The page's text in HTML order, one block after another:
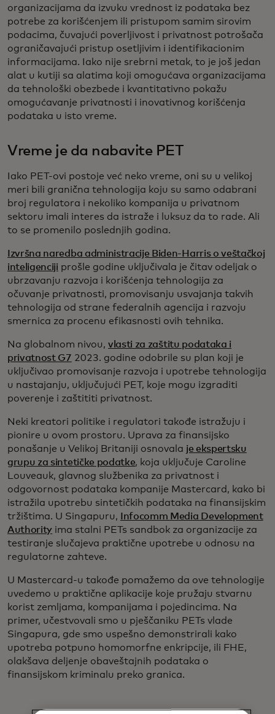
organizacijama da izvuku vrednost iz podataka bez
potrebe za korišćenjem ili pristupom samim sirovim
podacima, čuvajući poverljivost i privatnost potrošača
ograničavajući pristup osetljivim i identifikacionim
informacijama. Iako nije srebrni metak, to je još jedan
alat u kutiji sa alatima koji omogućava organizacijama
da tehnološki obezbede i kvantitativno pokažu
omogućavanje privatnosti i inovativnog korišćenja
podataka u isto vreme.
Vreme je da nabavite PET
Iako PET-ovi postoje već neko vreme, oni su u velikoj
meri bili granična tehnologija koju su samo odabrani
broj regulatora i nekoliko kompanija u privatnom
sektoru imali interes da istraže i luksuz da to rade. Ali
to se promenilo poslednjih godina.
Izvršna naredba administracije Biden-Harris o veštačkoj
inteligenciji prošle godine uključivala je čitav odeljak o
ubrzavanju razvoja i korišćenja tehnologija za
očuvanje privatnosti, promovisanju usvajanja takvih
tehnologija od strane federalnih agencija i razvoju
smernica za procenu efikasnosti ovih tehnika.
Na globalnom nivou, vlasti za zaštitu podataka i
privatnost G7 2023. godine odobrile su plan koji je
uključivao promovisanje razvoja i upotrebe tehnologija
u nastajanju, uključujući PET, koje mogu izgraditi
poverenje i zaštititi privatnost.
Neki kreatori politike i regulatori takođe istražuju i
pionire u ovom prostoru. Uprava za finansijsko
ponašanje u Velikoj Britaniji osnovala je ekspertsku
grupu za sintetičke podatke, koja uključuje Caroline
Louveauk, glavnog službenika za privatnost i
odgovornost podataka kompanije Mastercard, kako bi
istražila upotrebu sintetičkih podataka na finansijskim
tržištima. U Singapuru,
Infocomm Media Development
Authority ima stalni PETs sandbok za organizacije za
testiranje slučajeva praktične upotrebe u odnosu na
regulatorne zahteve.
U Mastercard-u takođe pomažemo da ove tehnologije
uvedemo u praktične aplikacije koje pružaju stvarnu
korist zemljama, kompanijama i pojedincima. Na
primer, učestvovali smo u pješčaniku PETs vlade
Singapura, gde smo uspešno demonstrirali kako
upotreba potpuno homomorfne enkripcije, ili FHE,
olakšava deljenje obaveštajnih podataka o
finansijskom kriminalu preko granica.